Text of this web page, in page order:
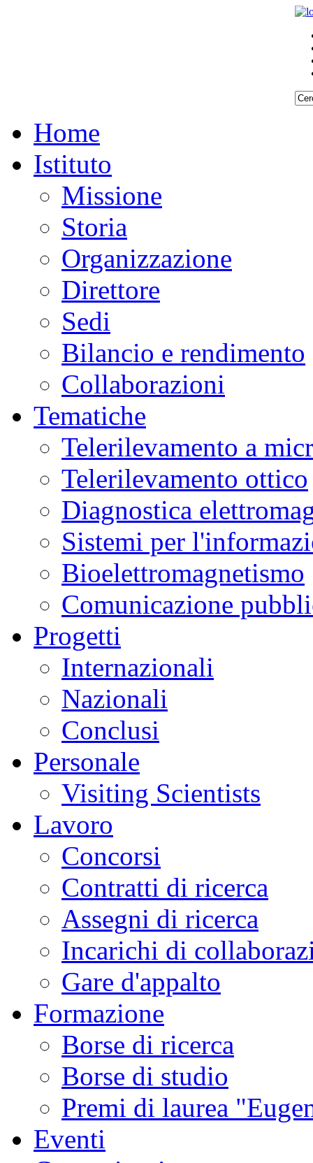
Home
Istituto
Missione
Storia
Organizzazione
Direttore
Sedi
Bilancio e rendimento
Collaborazioni
Tematiche
Telerilevamento a
Telerilevamento ottico
Diagnostica
Sistemi per
Bioelettromagnetismo
Comunicazione
Progetti
Internazionali
Nazionali
Conclusi
Personale
Visiting Scientists
Lavoro
Concorsi
Contratti di ricerca
Assegni di ricerca
Incarichi di
Gare d'appalto
Formazione
Borse di ricerca
Borse di studio
Premi di laurea
Eventi
scienziati-